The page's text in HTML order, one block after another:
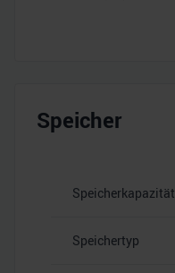
Speicher
Speicherkapazität
Speichertyp